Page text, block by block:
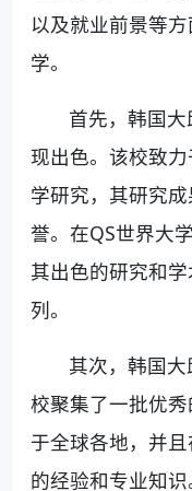
以及就业前景等
学。
首先，韩国
现出色。该校致
学研究，其研究
誉。在QS世界大
其出色的研究和
列。
其次，韩国
校聚集了一批优
于全球各地，并
的经验和专业知